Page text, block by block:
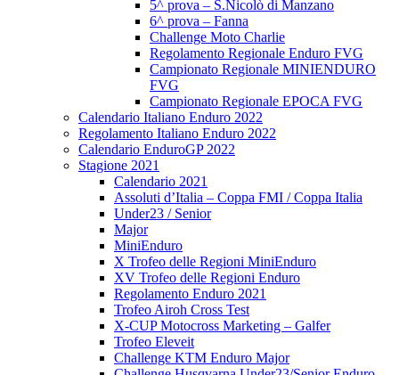
5^ prova – S.Nicolò di Manzano
6^ prova – Fanna
Challenge Moto Charlie
Regolamento Regionale Enduro FVG
Campionato Regionale MINIENDURO
FVG
Campionato Regionale EPOCA FVG
Calendario Italiano Enduro 2022
Regolamento Italiano Enduro 2022
Calendario EnduroGP 2022
Stagione 2021
Calendario 2021
Assoluti d’Italia – Coppa FMI / Coppa Italia
Under23 / Senior
Major
MiniEnduro
X Trofeo delle Regioni MiniEnduro
XV Trofeo delle Regioni Enduro
Regolamento Enduro 2021
Trofeo Airoh Cross Test
X-CUP Motocross Marketing – Galfer
Trofeo Eleveit
Challenge KTM Enduro Major